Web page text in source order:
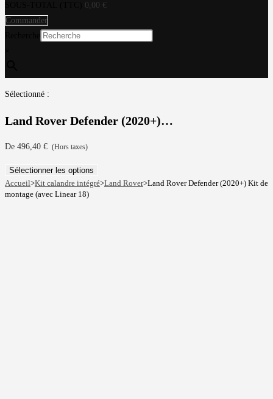
0,00 €
Commander
Sélectionné :
Land Rover Defender (2020+)…
De 496,40 € (Hors taxes)
Sélectionner les options
Accueil>Kit calandre intégré>Land Rover>Land Rover Defender (2020+) Kit de
montage (avec Linear 18)